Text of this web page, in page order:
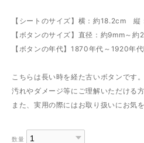
【シートのサイズ】横：約18.2cm 縦
【ボタンのサイズ】直径：約9mm～約
【ボタンの年代】1870年代～1920年
こちらは長い時を経た古いボタンです。
汚れやダメージ等にご理解いただける
また、実用の際にはお取り扱いにお気
数量